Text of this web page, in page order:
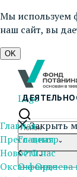
Мы используем
наш сайт, вы
OK
Logo
Закрыть
Главная
О нас
О фонде
Главная
Пресс-центр
Новости
Оксана Орачева